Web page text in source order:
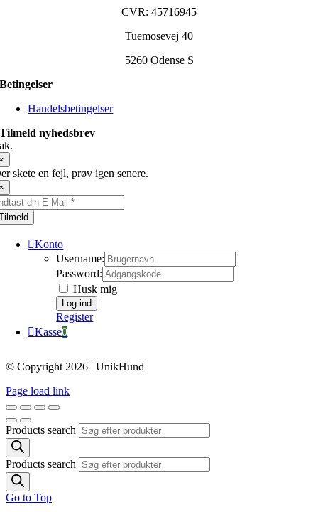
CVR: 45716945
Tuemosevej 40
5260 Odense S
Betingelser
Handelsbetingelser
Tilmeld nyhedsbrev
skete en fejl, prøv igen senere.
Konto
Username:
Password:
Husk mig
Register
Kasse0
© Copyright 2026 | UnikHund
Page load link
Products search
Products search
Go to Top